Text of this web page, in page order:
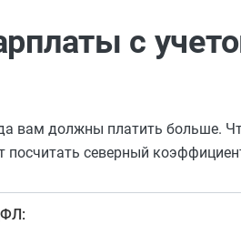
с
вам должны платить больше.
северный